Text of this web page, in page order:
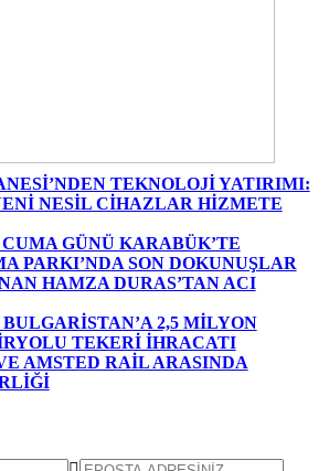
TEKNOLOJİ YATIRIMI:
NESİL CİHAZLAR HİZMETE
GÜNÜ KARABÜK’TE
PARKI’NDA SON DOKUNUŞLAR
HAMZA DURAS’TAN ACI
2,5 MİLYON
TEKERİ İHRACATI
AMSTED RAİL ARASINDA